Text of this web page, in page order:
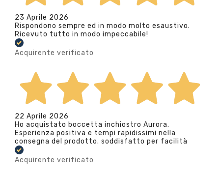
23 Aprile 2026
Rispondono sempre ed in modo molto esaustivo.
Ricevuto tutto in modo impeccabile!
Acquirente verificato
22 Aprile 2026
Ho acquistato boccetta inchiostro Aurora.
Esperienza positiva e tempi rapidissimi nella
consegna del prodotto. soddisfatto per facilità
Acquirente verificato